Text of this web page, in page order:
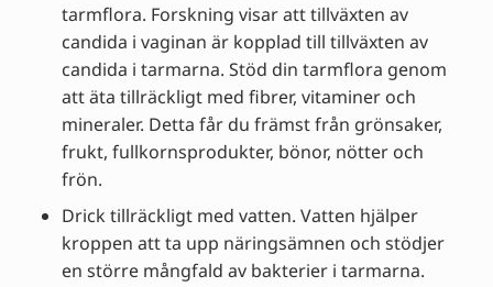
tarmflora. Forskning visar att tillväxten av
candida i vaginan är kopplad till tillväxten av
candida i tarmarna. Stöd din tarmflora genom
att äta tillräckligt med fibrer, vitaminer och
mineraler. Detta får du främst från grönsaker,
frukt, fullkornsprodukter, bönor, nötter och
frön.
Drick tillräckligt med vatten. Vatten hjälper
kroppen att ta upp näringsämnen och stödjer
en större mångfald av bakterier i tarmarna.